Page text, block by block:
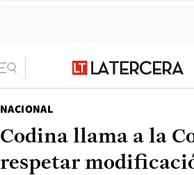
NACIONAL
Codina llama a la
respetar